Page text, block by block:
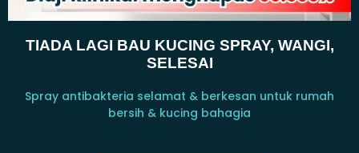
TIADA LAGI BAU KUCING SPRAY, WANGI,
SELESAI
Spray antibakteria selamat & berkesan untuk rumah
bersih & kucing bahagia